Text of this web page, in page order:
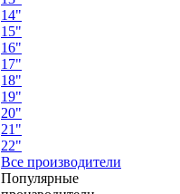
14"
15"
16"
17"
18"
19"
20"
21"
22"
Все производители
Популярные